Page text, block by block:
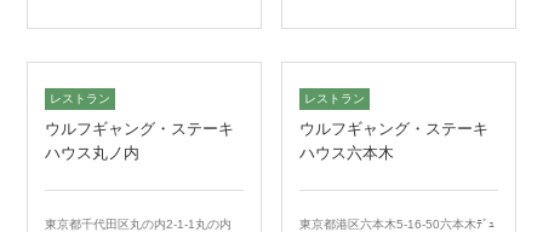
レストラン
ウルフギャング・ステーキ
ハウス丸ノ内
東京都千代田区丸の内2-1-1丸の内
レストラン
ウルフギャング・ステーキ
ハウス六本木
東京都港区六本木5-16-50六本木ﾃﾞｭ